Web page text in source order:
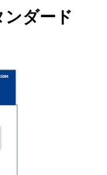
ダード